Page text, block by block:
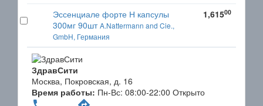
Эссенциале форте Н капсулы
300мг 90штA.Nattermann and Cie.,
GmbH, Германия
1,61500
ЗдравСити
Москва, Покровская, д. 16
Время работы: Пн-Вс: 08:00-22:00 Открыто